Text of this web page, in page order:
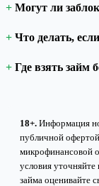
Могут ли
Что делать,
Где взять займ
18+. Информация
публичной
микрофинансовой
условия
займа оценивайте